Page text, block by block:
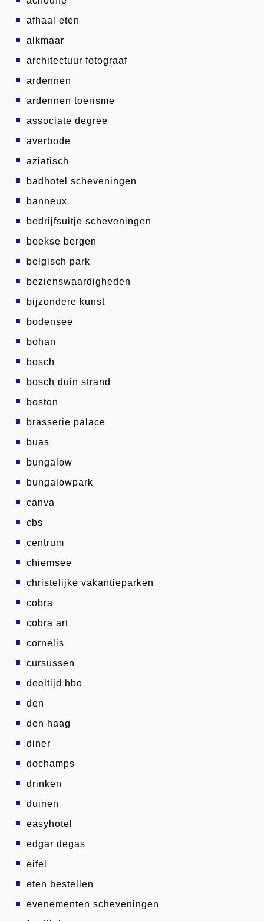
afhaal eten
alkmaar
architectuur fotograaf
ardennen
ardennen toerisme
associate degree
averbode
aziatisch
badhotel scheveningen
banneux
bedrijfsuitje scheveningen
beekse bergen
belgisch park
bezienswaardigheden
bijzondere kunst
bodensee
bohan
bosch
bosch duin strand
boston
brasserie palace
buas
bungalow
bungalowpark
canva
cbs
centrum
chiemsee
christelijke vakantieparken
cobra
cobra art
cornelis
cursussen
deeltijd hbo
den
den haag
diner
dochamps
drinken
duinen
easyhotel
edgar degas
eifel
eten bestellen
evenementen scheveningen